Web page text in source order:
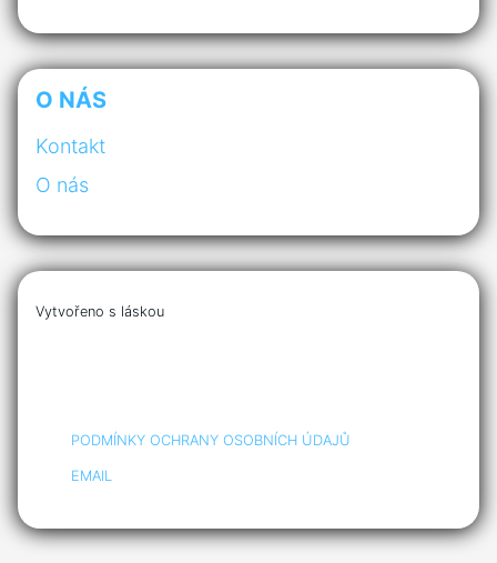
O NÁS
Kontakt
O nás
Vytvořeno s láskou
PODMÍNKY OCHRANY OSOBNÍCH ÚDAJŮ
EMAIL